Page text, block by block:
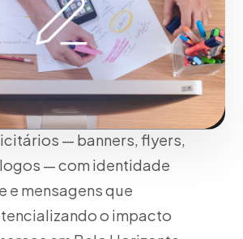
cada peça gráfica
com clareza e
Desenvolvemos
— banners, flyers,
— com identidade
e mensagens que
o impacto